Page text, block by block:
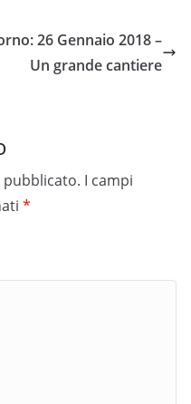
26 Gennaio 2018 –
Un grande cantiere
pubblicato. I campi
*